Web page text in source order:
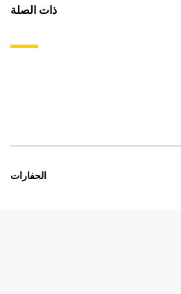
ذات الصلة
الحفارات